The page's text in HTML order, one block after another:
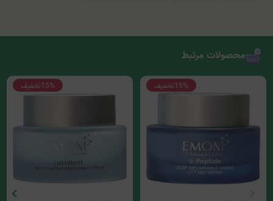
محصولات مرتبط
15%تخفیف 15%تخفیف